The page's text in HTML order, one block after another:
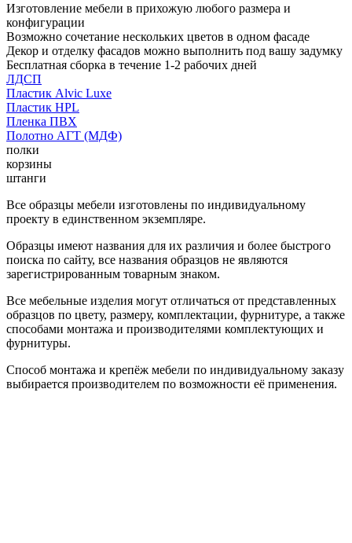
Изготовление мебели в прихожую любого размера и
конфигурации
Возможно сочетание нескольких цветов в одном фасаде
Декор и отделку фасадов можно выполнить под вашу задумку
Бесплатная сборка в течение 1-2 рабочих дней
ЛДСП
Пластик Alvic Luxe
Пластик HPL
Пленка ПВХ
Полотно АГТ (МДФ)
полки
корзины
штанги
Все образцы мебели изготовлены по индивидуальному
проекту в единственном экземпляре.
Образцы имеют названия для их различия и более быстрого
поиска по сайту, все названия образцов не являются
зарегистрированным товарным знаком.
Все мебельные изделия могут отличаться от представленных
образцов по цвету, размеру, комплектации, фурнитуре, а также
способами монтажа и производителями комплектующих и
фурнитуры.
Способ монтажа и крепёж мебели по индивидуальному заказу
выбирается производителем по возможности её применения.